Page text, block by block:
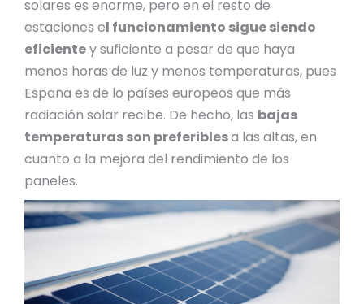
solares es enorme, pero en el resto de
estaciones el funcionamiento sigue siendo
eficientey suficiente a pesar de que haya
menos horas de luz y menos temperaturas, pues
España es de lo países europeos que más
radiación solar recibe. De hecho, las bajas
temperaturas son preferiblesa las altas, en
cuanto a la mejora del rendimiento de los
paneles.